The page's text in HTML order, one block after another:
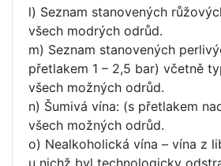
l) Seznam stanovených
všech modrých odrůd.
m) Seznam stanovených
přetlakem 1 – 2,5 bar) včetně
všech možných odrůd.
n) Šumivá vína: (s přetlakem
všech možných odrůd.
o) Nealkoholická vína – vína z
u nichž byl technologicky